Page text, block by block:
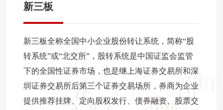
新三板
新三板全称全国中小企业股份转让系统，简称“股
转系统”或“北交所”，股转系统是中国证监会监管
下的全国性证券市场，也是继上海证券交易所和深
圳证券交易所后第三个证券交易场所，券商为企业
提供推荐挂牌、定向股权发行、债券融资、股票交